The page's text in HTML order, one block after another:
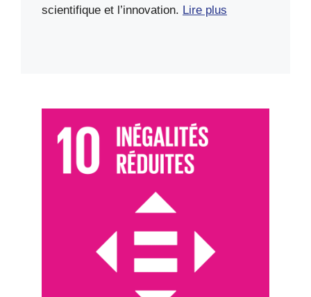
scientifique et l’innovation. Lire plus